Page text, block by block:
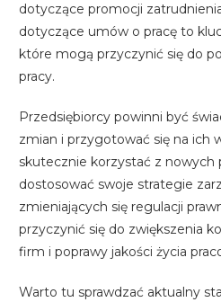
dotyczące promocji
dotyczące umów o pracę to
które mogą przyczynić się do
pracy.
Przedsiębiorcy powinni być
zmian i przygotować się na ich
skutecznie korzystać z nowych
dostosować swoje strategie
zmieniających się regulacji
przyczynić się do zwiększenia
firm i poprawy jakości życia
Warto tu sprawdzać aktualny